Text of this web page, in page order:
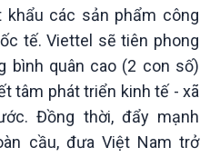
các sản phẩm công
tế. Viettel sẽ tiên phong
bình quân cao (2 con số)
tâm phát triển kinh tế - xã
Đồng thời, đẩy mạnh
cầu, đưa Việt Nam trở